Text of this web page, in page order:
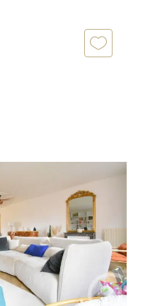
de ville !! Prenez